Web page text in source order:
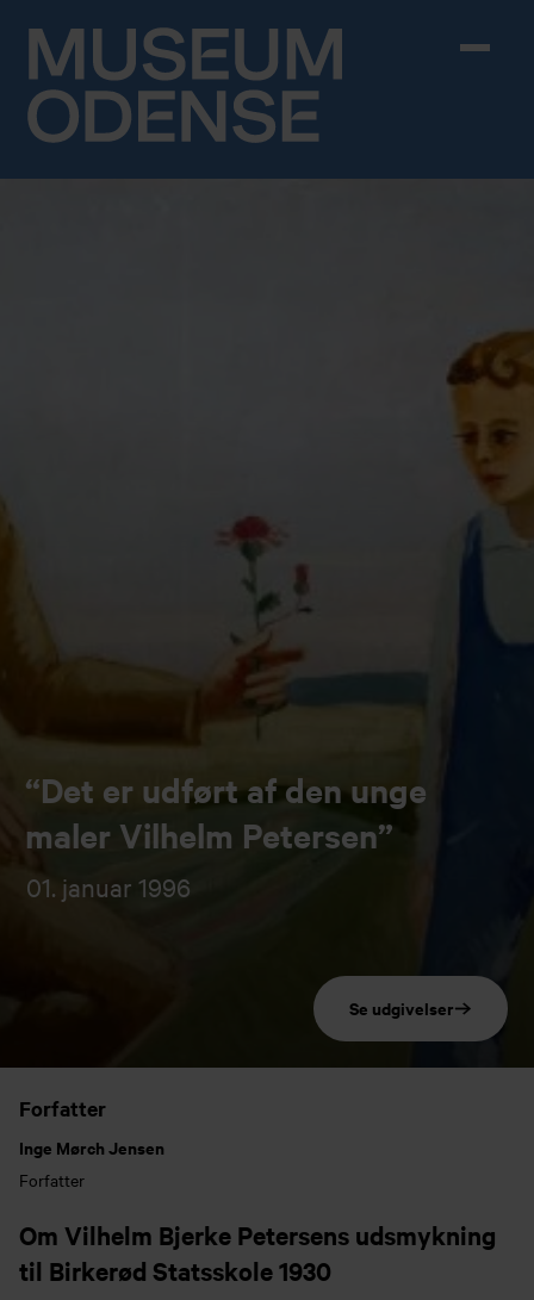
“Det er udført af den unge
maler Vilhelm Petersen”
01. januar 1996
Se udgivelser
Forfatter
Inge Mørch Jensen
Forfatter
Om Vilhelm Bjerke Petersens udsmykning
til Birkerød Statsskole 1930